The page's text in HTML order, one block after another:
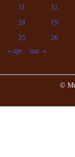
11
12
18
19
25
26
« apr.
iun. »
©